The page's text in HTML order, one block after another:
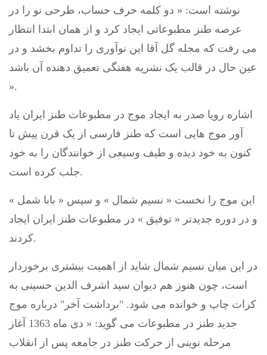
نوشته است: « دو کلمه حرف حساب، طرحی نو را در
عرصه طنز مطبوعاتی ایجاد کرد و از همان ابتدا انتظار
می رفت که مجله گل آقا این نوآوری را تداوم بخشد و در
عین حال در قالب یک نشریه هفتگی تعمیق دهنده آن باشد
».
اشاره رویا صدر به ایجاد موج در مطبوعات طنز ایران یاد
آور موج هایی است که طنز فارسی از یک قرن پیش تا
کنون به خود دیده و طیف وسیعی از خوانندگان را به خود
جلب کرده است.
این موج را نخست « نسیم شمال » و سپس « بابا شمل »
و در دوره جدیدتر « توفیق » در مطبوعات طنز ایران ایجاد
کردند.
در این میان نسیم شمال شاید از اهمیت بیشتری برخوردار
است، چون هنوز هم دیوان سید اشرف الدین حسینی به
کرات چاپ و خوانده می شود. "برداشت آخر" درباره موج
جدید طنز در مطبوعات می گوید: « دی ماه 1363 آغاز
مرحله نوینی از حرکت طنز در جامعه پس از انقلاب